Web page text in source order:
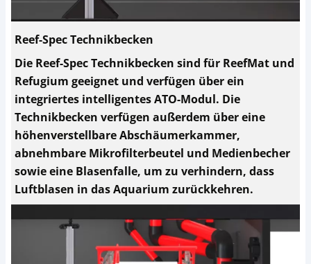
Reef-Spec Technikbecken
Die Reef-Spec Technikbecken sind für ReefMat und
Refugium geeignet und verfügen über ein
integriertes intelligentes ATO-Modul. Die
Technikbecken verfügen außerdem über eine
höhenverstellbare Abschäumerkammer,
abnehmbare Mikrofilterbeutel und Medienbecher
sowie eine Blasenfalle, um zu verhindern, dass
Luftblasen in das Aquarium zurückkehren.